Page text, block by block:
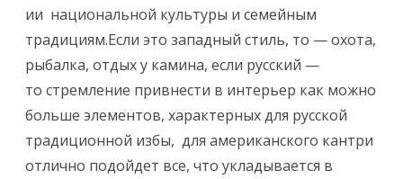
ии национальной культуры и семейным
традициям.Если это западный стиль, то — охота,
рыбалка, отдых у камина, если русский —
то стремление привнести в интерьер как можно
больше элементов, характерных для русской
традиционной избы, для американского кантри
отлично подойдет все, что укладывается в